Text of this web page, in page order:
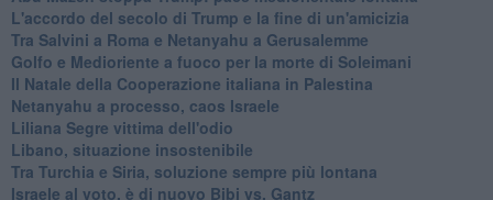
L'accordo del secolo di Trump e la fine di un'amicizia
Tra Salvini a Roma e Netanyahu a Gerusalemme
Golfo e Medioriente a fuoco per la morte di Soleimani
Il Natale della Cooperazione italiana in Palestina
Netanyahu a processo, caos Israele
Liliana Segre vittima dell'odio
Libano, situazione insostenibile
Tra Turchia e Siria, soluzione sempre più lontana
Israele al voto, è di nuovo Bibi vs. Gantz